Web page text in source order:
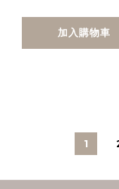
加入購物車
1